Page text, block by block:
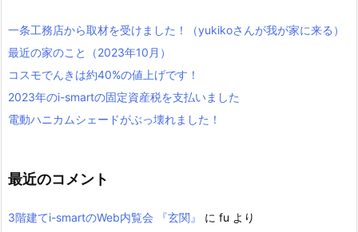
一条工務店から取材を受けました！（yukikoさんが我が家に来る）
最近の家のこと（2023年10月）
コスモでんきは約40%の値上げです！
2023年のi-smartの固定資産税を支払いました
電動ハニカムシェードがぶっ壊れました！
最近のコメント
3階建てi-smartのWeb内覧会 『玄関』 に fu より